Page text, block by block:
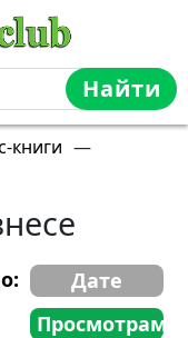
Найти
книги —
Дате
Просмотрам